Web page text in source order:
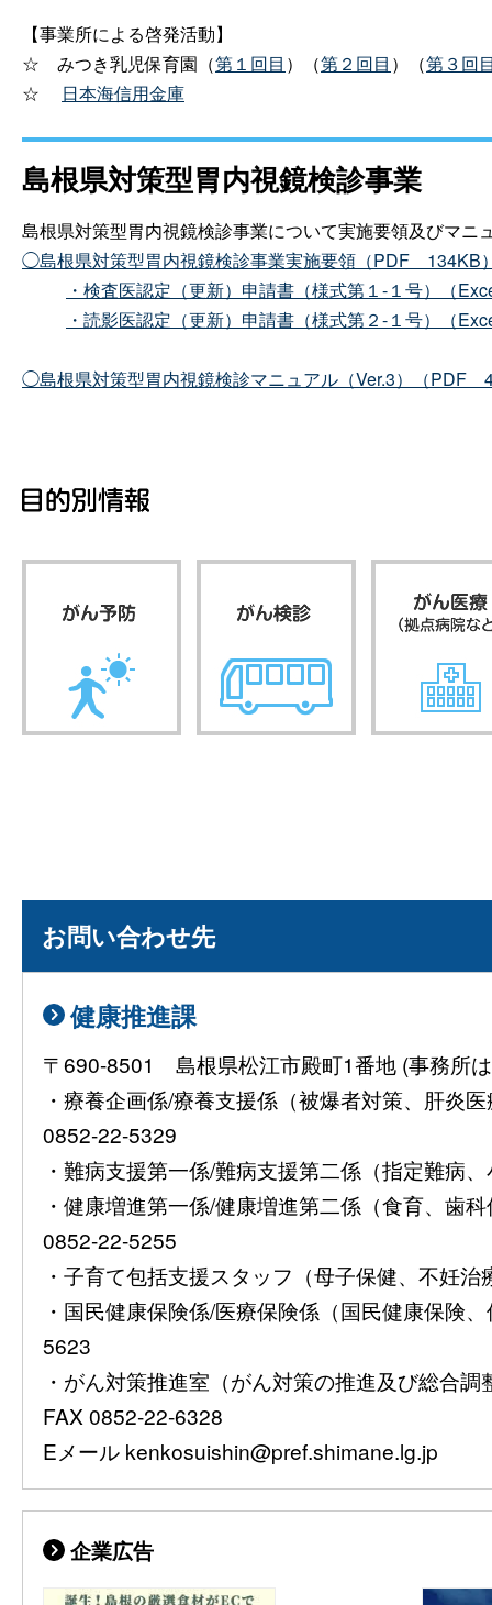
【事業所による啓発活動】
☆ みつき乳児保育園（第１回目 ）（第２回目 ）（第３回
☆
日本海信用金庫
島根県対策型胃内視鏡検診事業
島根県対策型胃内視鏡検診事業について実施要領及びマニ
◯島根県対策型胃内視鏡検診事業実施要領（PDF 134KB
・検査医認定（更新）申請書（様式第１-１号）（
・読影医認定（更新）申請書（様式第２-１号）（
◯島根県対策型胃内視鏡検診マニュアル（Ver.3）（PDF
お問い合わせ先
健康推進課
〒690-8501 島根県松江市殿町1番地 (事務所
・療養企画係/療養支援係（被爆者対策、肝炎
0852-22-5329
・難病支援第一係/難病支援第二係（指定難病
・健康増進第一係/健康増進第二係（食育、歯
0852-22-5255
・子育て包括支援スタッフ（母子保健、不妊
・国民健康保険係/医療保険係（国民健康保険
5623
・がん対策推進室（がん対策の推進及び総合
FAX 0852-22-6328
Eメール kenkosuishin@pref.shimane.lg.jp
企業広告